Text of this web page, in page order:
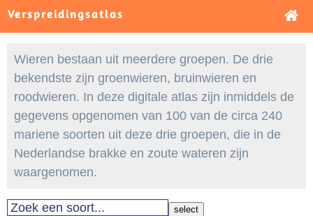
Verspreidingsatlas
Wieren bestaan uit meerdere groepen. De drie
bekendste zijn groenwieren, bruinwieren en
roodwieren. In deze digitale atlas zijn inmiddels de
gegevens opgenomen van 100 van de circa 240
mariene soorten uit deze drie groepen, die in de
Nederlandse brakke en zoute wateren zijn
waargenomen.
select